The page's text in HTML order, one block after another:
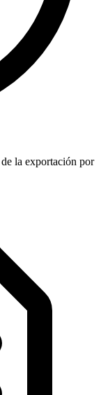
la exportación por